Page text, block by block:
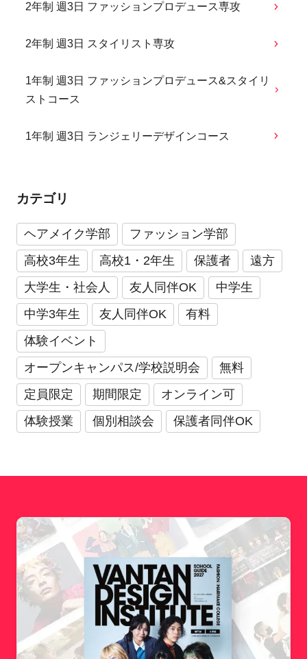
2年制 週3日 ファッションプロデュース専攻
2年制 週3日 スタイリスト専攻
1年制 週3日 ファッションプロデュース&スタイリ
ストコース
1年制 週3日 ランジェリーデザインコース
カテゴリ
ヘアメイク学部
ファッション学部
高校3年生
高校1・2年生 保護者
遠方
大学生・社会人
友人同伴OK
中学生
中学3年生
友人同伴OK
有料
体験イベント
オープンキャンパス/学校説明会
無料
定員限定
期間限定
オンライン可
体験授業
個別相談会 保護者同伴OK